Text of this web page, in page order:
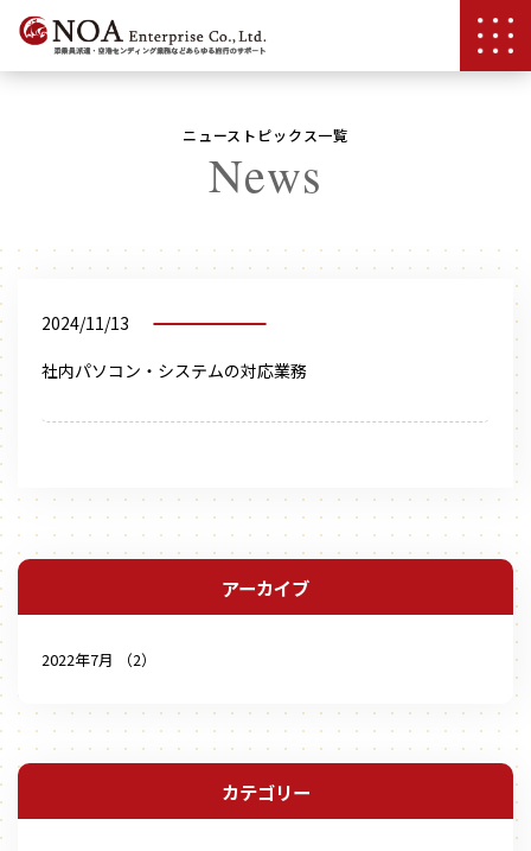
ニューストピックス一覧
News
2024/11/13
社内パソコン・システムの対応業務
アーカイブ
2022年7月 （2）
カテゴリー